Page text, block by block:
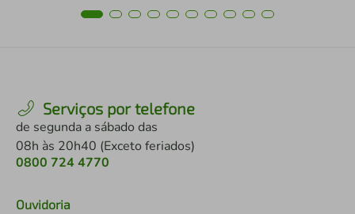
Serviços por telefone
de segunda a sábado das
08h às 20h40 (Exceto feriados)
0800 724 4770
Ouvidoria